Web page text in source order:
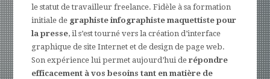
le statut de travailleur freelance. Fidèle à sa formation
initiale de graphiste infographiste maquettiste pour
la presse, il s’est tourné vers la création d’interface
graphique de site Internet et de design de page web.
Son expérience lui permet aujourd’hui derépondre
efficacement à vos besoins tant en matière de